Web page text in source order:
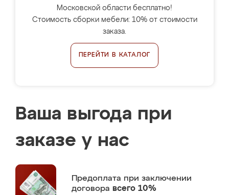
Московской области бесплатно!
Стоимость сборки мебели: 10% от стоимости
заказа.
ПЕРЕЙТИ В КАТАЛОГ
Ваша выгода при
заказе у нас
Предоплата при заключении
договора всего 10%